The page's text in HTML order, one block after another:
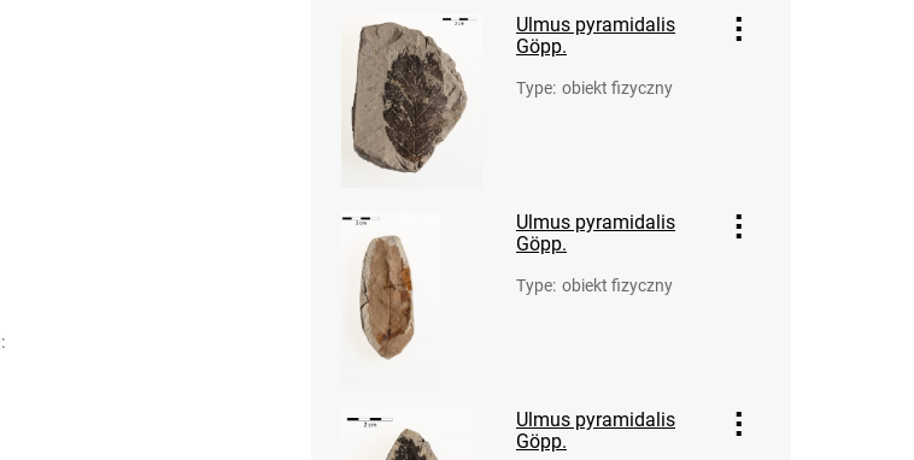
:
Ulmus pyramidalis
Göpp.
Type: obiekt fizyczny
Ulmus pyramidalis
Göpp.
Type: obiekt fizyczny
Ulmus pyramidalis
Göpp.